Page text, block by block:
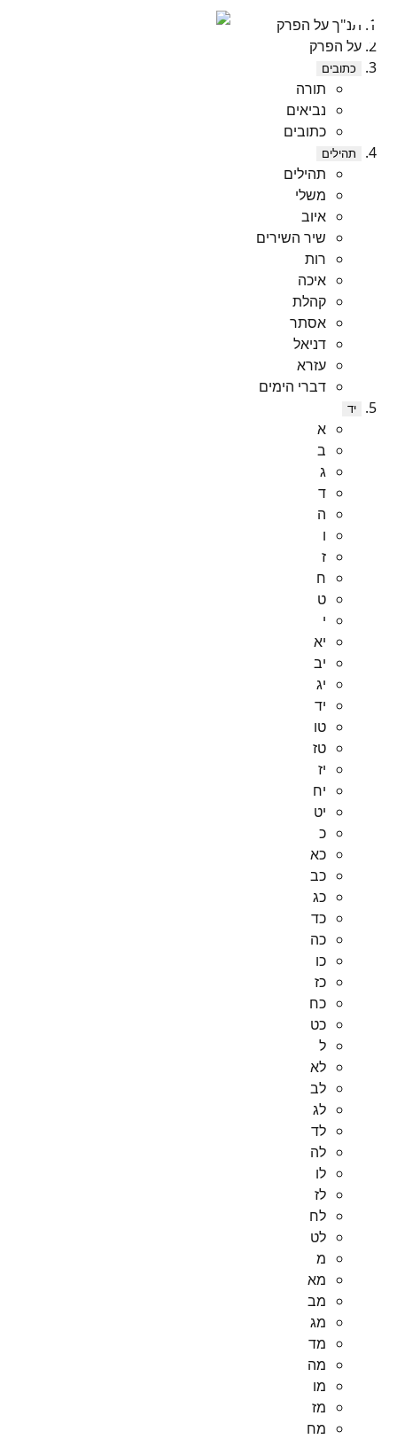
תנ"ך על הפרק
על הפרק
כתובים
תורה
נביאים
כתובים
תהילים
תהילים
משלי
איוב
שיר השירים
רות
איכה
קהלת
אסתר
דניאל
עזרא
דברי הימים
יד
א
ב
ג
ד
ה
ו
ז
ח
ט
י
יא
יב
יג
יד
טו
טז
יז
יח
יט
כ
כא
כב
כג
כד
כה
כו
כז
כח
כט
ל
לא
לב
לג
לד
לה
לו
לז
לח
לט
מ
מא
מב
מג
מד
מה
מו
מז
מח